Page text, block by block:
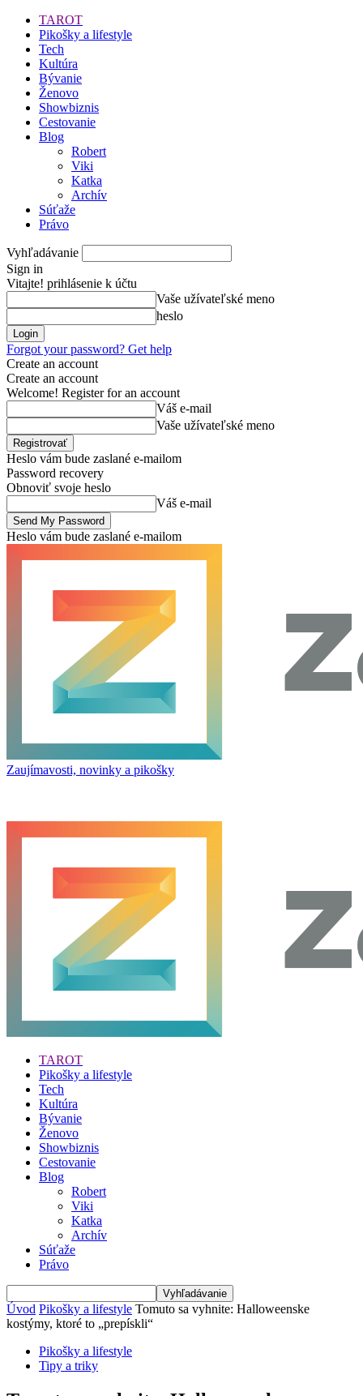
TAROT
Pikošky a lifestyle
Tech
Kultúra
Bývanie
Ženovo
Showbiznis
Cestovanie
Blog
Robert
Viki
Katka
Archív
Súťaže
Právo
Vyhľadávanie
Sign in
Vitajte! prihlásenie k účtu
Vaše užívateľské meno
heslo
Forgot your password? Get help
Create an account
Create an account
Welcome! Register for an account
Váš e-mail
Vaše užívateľské meno
Heslo vám bude zaslané e-mailom
Password recovery
Obnoviť svoje heslo
Váš e-mail
Heslo vám bude zaslané e-mailom
Zaujímavosti, novinky a pikošky
TAROT
Pikošky a lifestyle
Tech
Kultúra
Bývanie
Ženovo
Showbiznis
Cestovanie
Blog
Robert
Viki
Katka
Archív
Súťaže
Právo
Úvod Pikošky a lifestyle Tomuto sa vyhnite: Halloweenske
kostýmy, ktoré to „prepískli“
Pikošky a lifestyle
Tipy a triky